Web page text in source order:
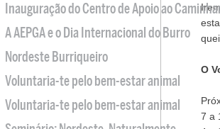
O
7 a
Inauguração do Centro de Apoio ao
A AEPGA e o Dia Internacional do Burro
Nordeste Burriqueiro
Voluntaria-te pelo bem-estar animal
Voluntaria-te pelo bem-estar animal